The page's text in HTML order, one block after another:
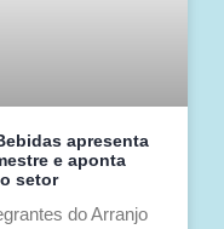
apresenta
e aponta
setor
do Arranjo